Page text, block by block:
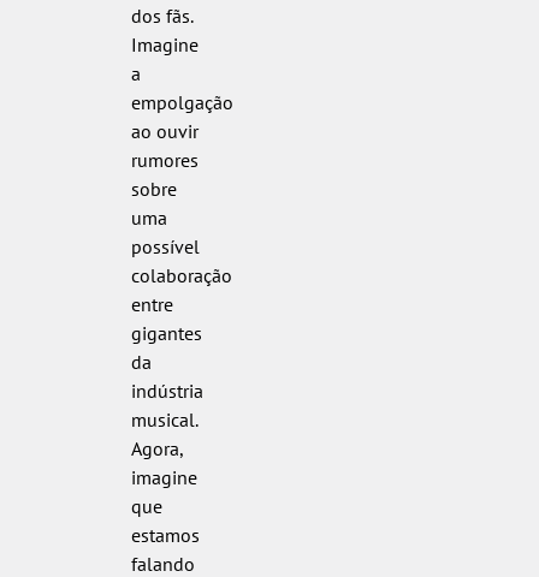
dos fãs.
Imagine
a
empolgação
ao ouvir
rumores
sobre
uma
possível
colaboração
entre
gigantes
da
indústria
musical.
Agora,
imagine
que
estamos
falando